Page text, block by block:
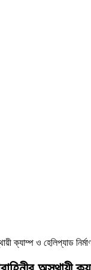
ক্যাম্প ও হেলিপ্যাড